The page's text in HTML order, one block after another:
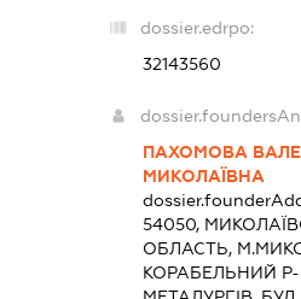
dossier.edrpo:
32143560
ПАХОМОВА
МИКОЛАЇВНА
54050,
ОБЛАСТЬ,
КОРАБЕЛЬНИЙ Р-